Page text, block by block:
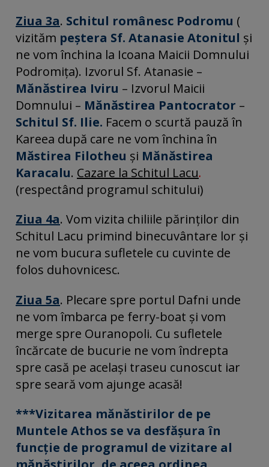
Ziua 3a. Schitul românesc Podromu (
vizităm peștera Sf. Atanasie Atonitul și
ne vom închina la Icoana Maicii Domnului
Podromița). Izvorul Sf. Atanasie –
Mănăstirea Iviru – Izvorul Maicii
Domnului – Mănăstirea Pantocrator –
Schitul Sf. Ilie. Facem o scurtă pauză în
Kareea după care ne vom închina în
Măstirea Filotheu și Mănăstirea
Karacalu. Cazare la Schitul Lacu.
(respectând programul schitului)
Ziua 4a. Vom vizita chiliile părinților din
Schitul Lacu primind binecuvântare lor și
ne vom bucura sufletele cu cuvinte de
folos duhovnicesc.
Ziua 5a. Plecare spre portul Dafni unde
ne vom îmbarca pe ferry-boat și vom
merge spre Ouranopoli. Cu sufletele
încărcate de bucurie ne vom îndrepta
spre casă pe același traseu cunoscut iar
spre seară vom ajunge acasă!
***Vizitarea mănăstirilor de pe
Muntele Athos se va desfășura în
funcție de programul de vizitare al